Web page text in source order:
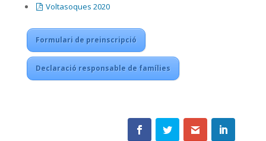
Voltasoques 2020
Formulari de preinscripció
Declaració responsable de famílies